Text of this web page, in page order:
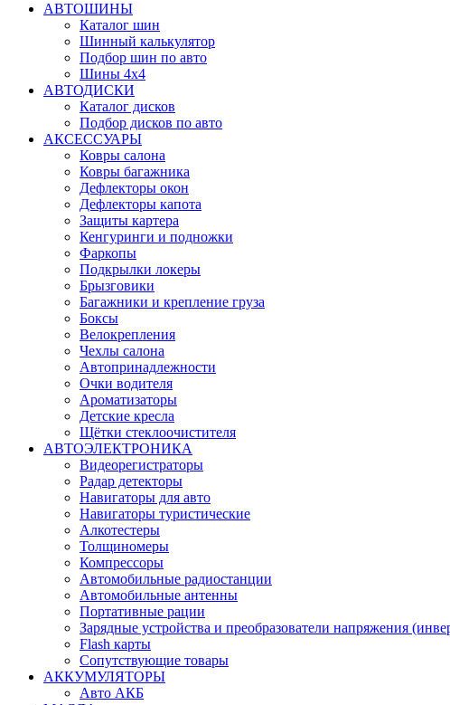
АВТОШИНЫ
Каталог шин
Шинный калькулятор
Подбор шин по авто
Шины 4x4
АВТОДИСКИ
Каталог дисков
Подбор дисков по авто
АКСЕССУАРЫ
Ковры салона
Ковры багажника
Дефлекторы окон
Дефлекторы капота
Защиты картера
Кенгуринги и подножки
Фаркопы
Подкрылки локеры
Брызговики
Багажники и крепление груза
Боксы
Велокрепления
Чехлы салона
Автопринадлежности
Очки водителя
Ароматизаторы
Детские кресла
Щётки стеклоочистителя
АВТОЭЛЕКТРОНИКА
Видеорегистраторы
Радар детекторы
Навигаторы для авто
Навигаторы туристические
Алкотестеры
Толщиномеры
Компрессоры
Автомобильные радиостанции
Автомобильные антенны
Портативные рации
Зарядные устройства и преобразователи напряжения
Flash карты
Сопутствующие товары
АККУМУЛЯТОРЫ
Авто АКБ